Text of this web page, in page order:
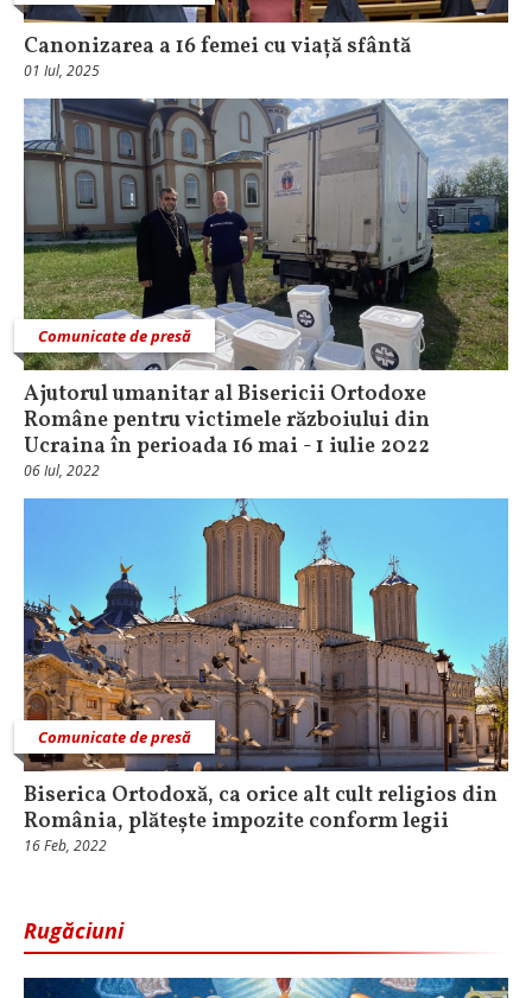
Canonizarea a 16 femei cu viață sfântă
01 Iul, 2025
Comunicate de presă
Ajutorul umanitar al Bisericii Ortodoxe
Române pentru victimele războiului din
Ucraina în perioada 16 mai - 1 iulie 2022
06 Iul, 2022
Comunicate de presă
Biserica Ortodoxă, ca orice alt cult religios din
România, plătește impozite conform legii
16 Feb, 2022
Rugăciuni